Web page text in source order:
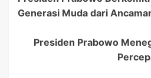
Navigation
Generasi Muda dari
Presiden Prabowo